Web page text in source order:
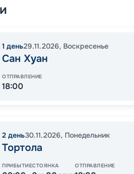
1 день29.11.2026, Воскресенье
Сан Хуан
ОТПРАВЛЕНИЕ
18:00
2 день30.11.2026, Понедельник
Тортола
ПРИБЫТИЕСТОЯНКА ОТПРАВЛЕНИЕ